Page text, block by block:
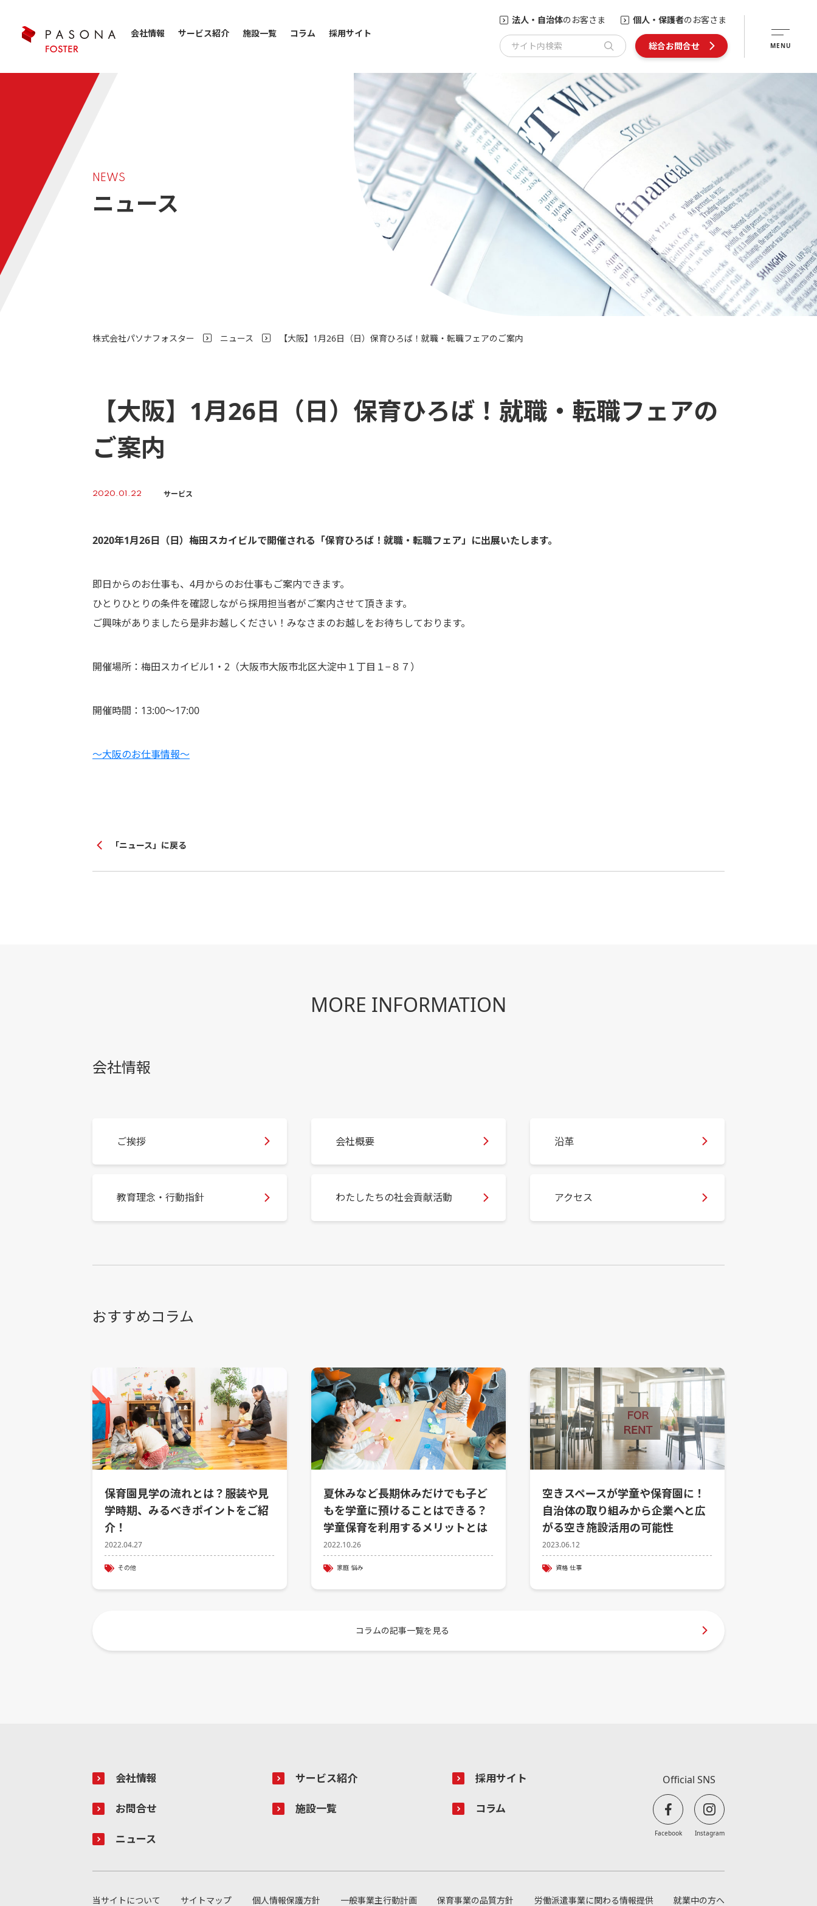
会社情報 サービス紹介 施設一覧 コラム 採用サイト
法人・自治体のお客さま 個人・保護者のお客さま
サイト内検索 総合お問合せ
NEWS
ニュース
株式会社パソナフォスター >ニュース 【大阪】1月26日（日）保育ひろば！就職・転職フェアのご案内
【大阪】1月26日（日）保育ひろば！就職・転職フェアの
ご案内
2020.01.22 サービス
2020年1月26日（日）梅田スカイビルで開催される「保育ひろば！就職・転職フェア」に出展いたします。
即日からのお仕事も、4月からのお仕事もご案内できます。
ひとりひとりの条件を確認しながら採用担当者がご案内させて頂きます。
ご興味がありましたら是非お越しください！みなさまのお越しをお待ちしております。
開催場所：梅田スカイビル1・2（大阪市大阪市北区大淀中１丁目１−８７）
開催時間：13:00～17:00
～大阪のお仕事情報～
「ニュース」に戻る
MORE INFORMATION
会社情報
ご挨拶 会社概要 沿革
教育理念・行動指針 わたしたちの社会貢献活動 アクセス
おすすめコラム
保育園見学の流れとは？服装や見
学時期、みるべきポイントをご紹
介！
2022.04.27
その他
夏休みなど長期休みだけでも子ど
もを学童に預けることはできる？
学童保育を利用するメリットとは
2022.10.26
家庭 悩み
空きスペースが学童や保育園に！
自治体の取り組みから企業へと広
がる空き施設活用の可能性
2023.06.12
資格 仕事
コラムの記事一覧を見る
会社情報 サービス紹介 採用サイト
お問合せ 施設一覧 コラム
ニュース
Official SNS
Facebook Instagram
当サイトについて サイトマップ 個人情報保護方針 一般事業主行動計画 保育事業の品質方針 労働派遣事業に関わる情報提供 就業中の方へ